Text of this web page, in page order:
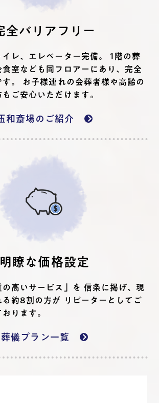
全バリアフリー
レ、エレベーター完備。 1階の葬
室なども同フロアーにあり、完全
。 お子様連れの会葬者様や高齢の
ご安心いただけます。
和斎場のご紹介
明瞭な価格設定
の高いサービス」を 信条に掲げ、現
る約8割の方が リピーターとしてご
ります。
葬儀プラン一覧